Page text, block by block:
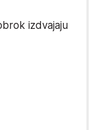
izdvajaju